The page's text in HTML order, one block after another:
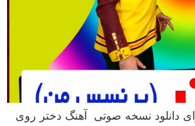
دانلود نسخه صوتی آهنگ دختر روی